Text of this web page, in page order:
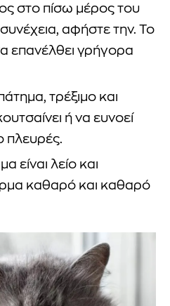
στο πίσω μέρος του
αφήστε την. Το
επανέλθει γρήγορα
τρέξιμο και
ή να ευνοεί
πλευρές.
είναι λείο και
καθαρό και καθαρό